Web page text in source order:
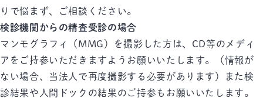
りで悩まず、ご相談ください。
検診機関からの精査受診の場合
マンモグラフィ（MMG）を撮影した方は、CD等のメディ
アをご持参いただきますようお願いいたします。（情報が
ない場合、当法人で再度撮影する必要があります）また検
診結果や人間ドックの結果のご持参もお願いいたします。